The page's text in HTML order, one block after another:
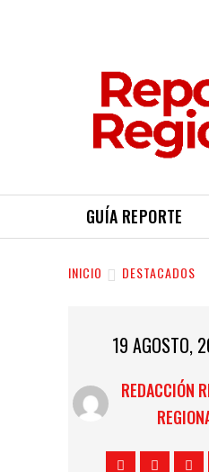
GUÍA REPORTE
INICIO DESTACADOS
19 AGOSTO,
REDACCIÓN